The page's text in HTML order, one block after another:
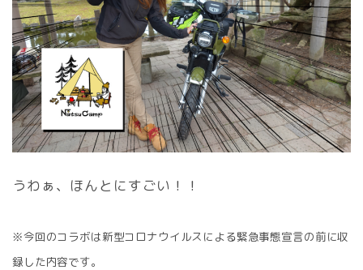
うわぁ、ほんとにすごい！！
※今回のコラボは新型コロナウイルスによる緊急事態宣言の前に収
録した内容です。